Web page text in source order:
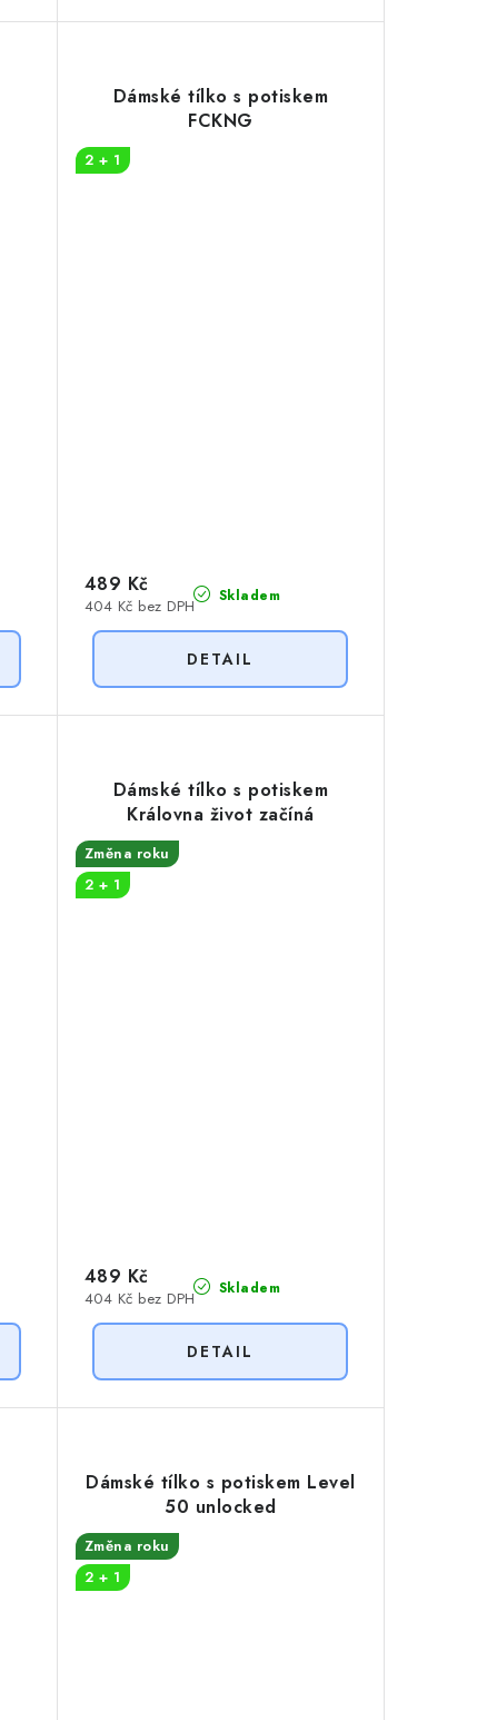
Dámské tílko s potiskem
FCKNG
2 + 1
Skladem
404 Kč bez DPH
489 Kč
Dámské tílko s potiskem
Královna život začíná
Změna roku
2 + 1
Skladem
404 Kč bez DPH
489 Kč
Dámské tílko s potiskem Level
50 unlocked
Změna roku
2 + 1